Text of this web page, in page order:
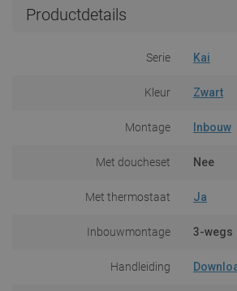
Productdetails
Serie Kai
Kleur Zwart
Montage Inbouw
Met doucheset Nee
Met thermostaat Ja
Inbouwmontage 3-wegs
Handleiding